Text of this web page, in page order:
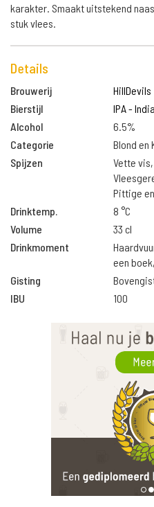
karakter. Smaakt uitstekend
stuk vlees.
Details
Brouwerij
HillDevils
Bierstijl
IPA -
Alcohol
6.5%
Categorie
Blond en
Spijzen
Vette
Pittige
Drinktemp.
8 °C
Volume
33 cl
Drinkmoment
een
Gisting
IBU
100